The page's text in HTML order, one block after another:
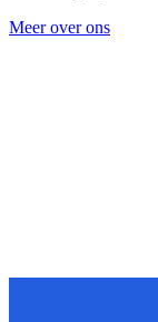
Meer over ons